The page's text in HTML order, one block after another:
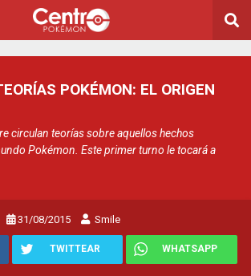
POKÉMON: EL ORIGEN
circulan teorías sobre aquellos hechos
Pokémon. Este primer turno le tocará a
31/08/2015 Smile
TWITTEAR WHATSAPP